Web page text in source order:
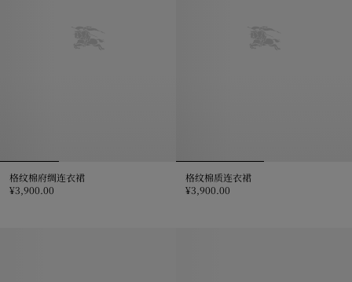
格纹棉府绸连衣裙
¥3,900.00
格纹棉质连衣裙
¥3,900.00